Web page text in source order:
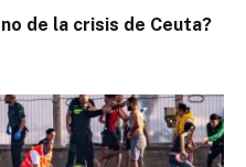
de la crisis de Ceuta?